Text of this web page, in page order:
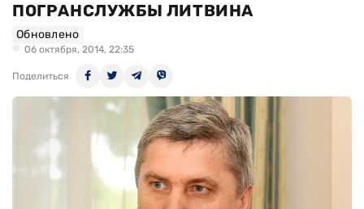
ПОГРАНСЛУЖБЫ ЛИТВИНА
Обновлено
06 октября, 2014, 22:35
Поделиться